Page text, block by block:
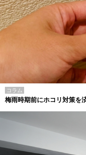
コラム
梅雨時期前にホコリ対策を